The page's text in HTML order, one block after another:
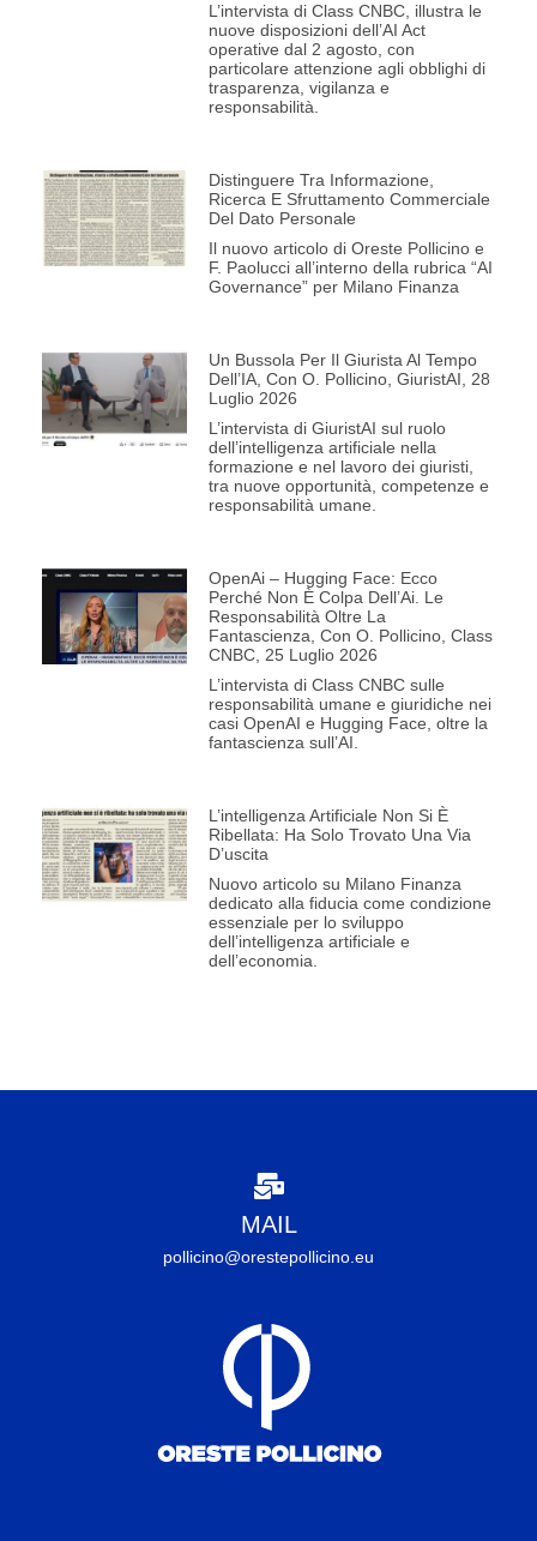
L’intervista di Class CNBC, illustra le
nuove disposizioni dell’AI Act
operative dal 2 agosto, con
particolare attenzione agli obblighi di
trasparenza, vigilanza e
responsabilità.
Distinguere Tra Informazione,
Ricerca E Sfruttamento Commerciale
Del Dato Personale
Il nuovo articolo di Oreste Pollicino e
F. Paolucci all’interno della rubrica “AI
Governance” per Milano Finanza
Un Bussola Per Il Giurista Al Tempo
Dell’IA, Con O. Pollicino, GiuristAI, 28
Luglio 2026
L’intervista di GiuristAI sul ruolo
dell’intelligenza artificiale nella
formazione e nel lavoro dei giuristi,
tra nuove opportunità, competenze e
responsabilità umane.
OpenAi – Hugging Face: Ecco
Perché Non È Colpa Dell’Ai. Le
Responsabilità Oltre La
Fantascienza, Con O. Pollicino, Class
CNBC, 25 Luglio 2026
L’intervista di Class CNBC sulle
responsabilità umane e giuridiche nei
casi OpenAI e Hugging Face, oltre la
fantascienza sull’AI.
L’intelligenza Artificiale Non Si È
Ribellata: Ha Solo Trovato Una Via
D’uscita
Nuovo articolo su Milano Finanza
dedicato alla fiducia come condizione
essenziale per lo sviluppo
dell’intelligenza artificiale e
dell’economia.
MAIL
pollicino@orestepollicino.eu